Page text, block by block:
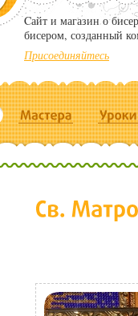
Cайт и магазин о
бисером, созданный
Присоединяйтесь